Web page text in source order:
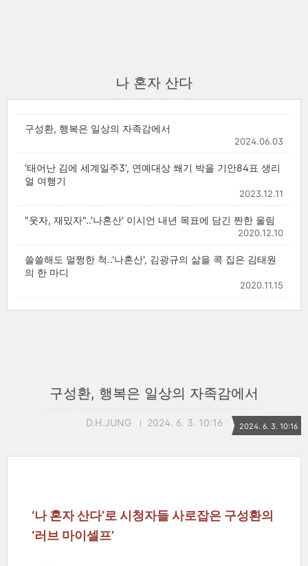
나 혼자 산다
구성환, 행복은 일상의 자족감에서
2024.06.03
‘태어난 김에 세계일주3’, 연예대상 쐐기 박을 기안84표 생리
얼 여행기
2023.12.11
"웃자, 재밌자"..'나혼산' 이시언 내년 목표에 담긴 짠한 울림
2020.12.10
쓸쓸해도 멀쩡한 척..'나혼산', 김광규의 삶을 콕 집은 김태원
의 한 마디
2020.11.15
구성환, 행복은 일상의 자족감에서
D.H.JUNG 2024. 6. 3. 10:16 2024. 6. 3. 10:16
‘나 혼자 산다’로 시청자들 사로잡은 구성환의
‘러브 마이셀프’